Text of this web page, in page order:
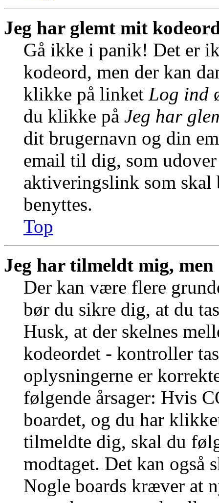
Jeg har glemt mit
Gå ikke i panik! Det er
kodeord, men der kan
klikke på linket Log ind
du klikke på Jeg har
dit brugernavn og din
email til dig, som
aktiveringslink som skal
benyttes.
Top
Jeg har tilmeldt mig,
Der kan være flere
bør du sikre dig, at du
Husk, at der skelnes
kodeordet - kontroller
oplysningerne er
følgende årsager: Hvis
boardet, og du har
tilmeldte dig, skal du
modtaget. Det kan også
Nogle boards kræver at